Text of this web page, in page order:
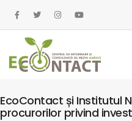
EcoContact și Institutul
procurorilor privind